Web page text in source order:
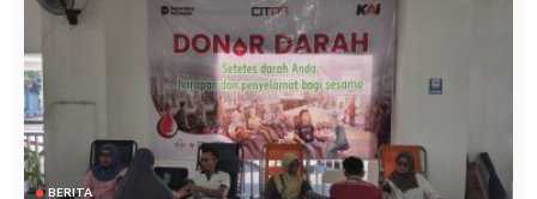
BERITA